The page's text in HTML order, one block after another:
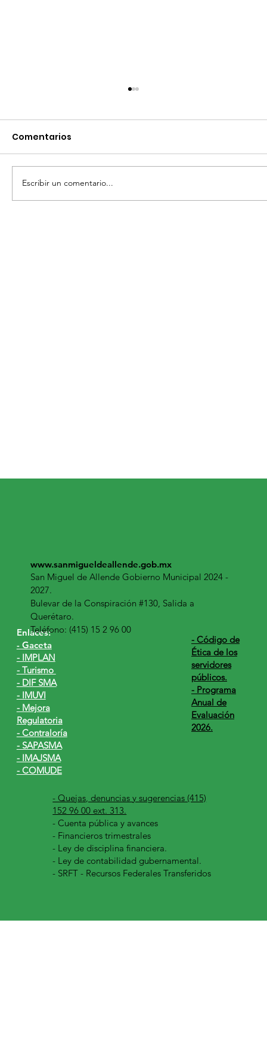
Comentarios
Escribir un comentario...
Enlaces:
- Gaceta
- IMPLAN
- Turismo
- DIF SMA
- IMUVI
- Mejora
Regulatoria
- Contraloría
- SAPASMA
- IMAJSMA
- COMUDE
www.sanmigueldeallende.gob.mx
San Miguel de Allende Gobierno Municipal 2024 -
2027.
Bulevar de la Conspiración #130, Salida a
Querétaro.
Teléfono: (415) 15 2 96 00
- Quejas, denuncias y sugerencias (415)
152 96 00 ext. 313.
-Cuenta pública y avances
- Financieros trimestrales
- Ley de disciplina financiera.
- Ley de contabilidad gubernamental.
- SRFT - Recursos Federales Transferidos
​- Código de
Ética de los
servidores
públicos.
- Programa
Anual de
Evaluación
2026.